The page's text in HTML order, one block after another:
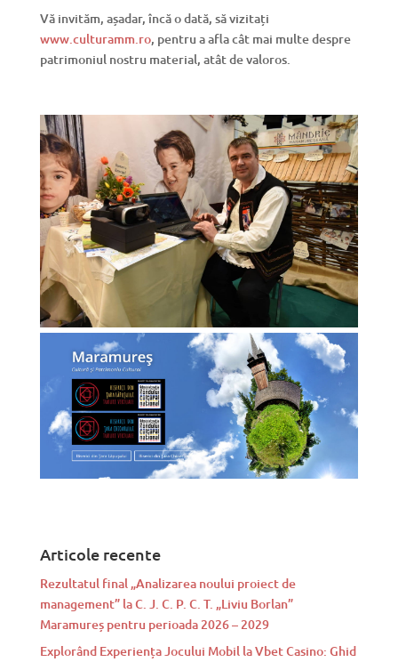
Vă invităm, așadar, încă o dată, să vizitați
www.culturamm.ro, pentru a afla cât mai multe despre
patrimoniul nostru material, atât de valoros.
Articole recente
Rezultatul final „Analizarea noului proiect de
management” la C. J. C. P. C. T. „Liviu Borlan”
Maramureș pentru perioada 2026 – 2029
Explorând Experiența Jocului Mobil la Vbet Casino: Ghid